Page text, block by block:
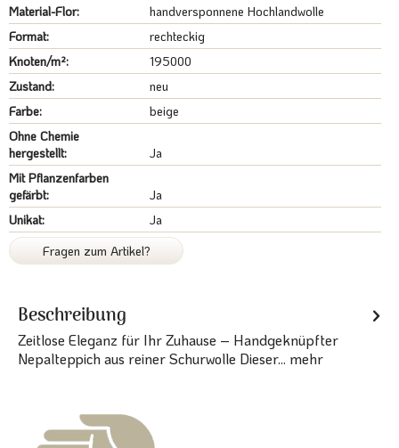
Material-Flor:
handversponnene Hochlandwolle
Format:
rechteckig
Knoten/m²:
195000
Zustand:
neu
Farbe:
beige
Ohne Chemie
hergestellt:
Ja
Mit Pflanzenfarben
gefärbt:
Ja
Unikat:
Ja
Fragen zum Artikel?
Beschreibung
Zeitlose Eleganz für Ihr Zuhause – Handgeknüpfter
Nepalteppich aus reiner Schurwolle Dieser... mehr